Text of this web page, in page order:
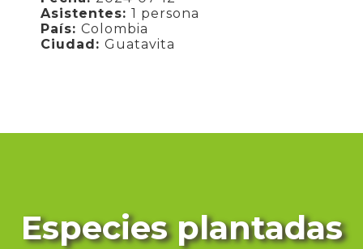
Asistentes:1 persona
País:Colombia
Ciudad:Guatavita
Especies plantadas